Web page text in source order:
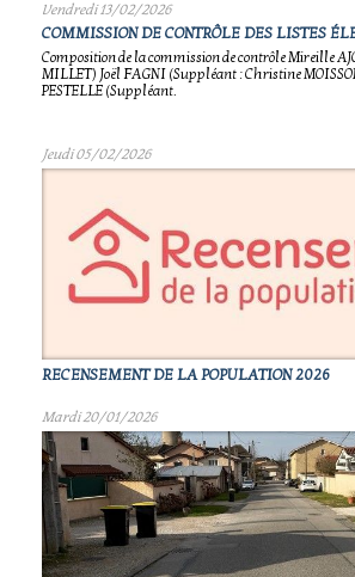
Vendredi 13/02/2026
COMMISSION DE CONTRÔLE DES LISTES
Composition de la commission de contrôle Mireille
MILLET) Joël FAGNI (Suppléant : Christine
PESTELLE (Suppléant.
Jeudi 05/02/2026
RECENSEMENT DE LA POPULATION 2026
Mardi 20/01/2026